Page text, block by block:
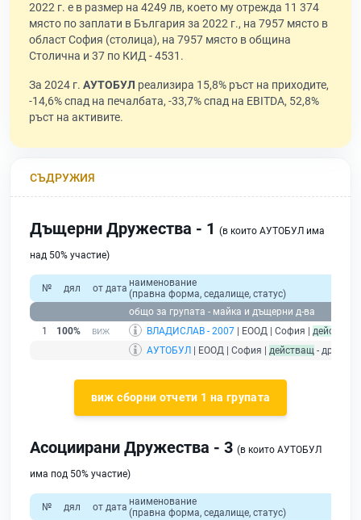
2022 г. е в размер на 4249 лв, което му отрежда 11 374
място по заплати в България за 2022 г., на 7957 място в
област София (столица), на 7957 място в община
Столична и 37 по КИД - 4531.
За 2024 г. АУТОБУЛ реализира 15,8% ръст на приходите,
-14,6% спад на печалбата, -33,7% спад на EBITDA, 52,8%
ръст на активите.
СЪДРУЖИЯ
Дъщерни Дружества - 1 (в които АУТОБУЛ има
над 50% участие)
№ дял от дата наименование
(правна форма, седалище, статус)
общо за групата - майка и дъщерни д-ва
1
100% ВЛАДИСЛАВ - 2007 | ЕООД | София | действащ
АУТОБУЛ | ЕООД | София | действащ -
виж сборни отчети 1 на групата
Асоциирани Дружества - 3 (в които АУТОБУЛ
има под 50% участие)
№ дял от дата наименование
(правна форма, седалище, статус)